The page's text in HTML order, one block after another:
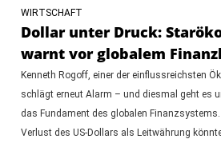
WIRTSCHAFT
Dollar unter Druck:
warnt vor globalem
Kenneth Rogoff, einer der einflussreichsten
schlägt erneut Alarm – und diesmal geht es
das Fundament des globalen
Verlust des US-Dollars als Leitwährung